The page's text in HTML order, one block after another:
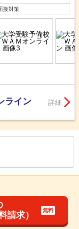
接対策
ライン 詳細
請求）